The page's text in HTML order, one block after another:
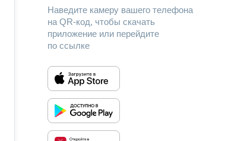
Наведите камеру вашего телефона
на QR-код, чтобы скачать
приложение или перейдите
по ссылке